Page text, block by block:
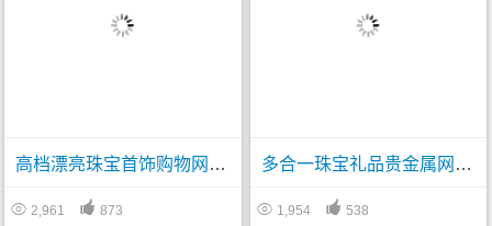
高档漂亮珠宝首饰购物网站帝国CMS模板下载
 2,961  873
多合一珠宝礼品贵金属网站帝国CMS模板下载
 1,954  538